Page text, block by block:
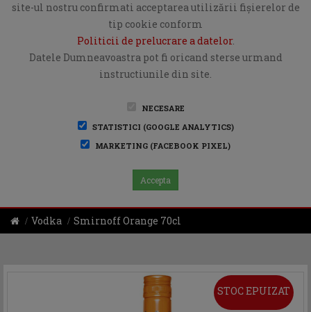
site-ul nostru confirmati acceptarea utilizării fişierelor de
tip cookie conform
Politicii de prelucrare a datelor.
Datele Dumneavoastra pot fi oricand sterse urmand
instructiunile din site.
NECESARE
STATISTICI (GOOGLE ANALYTICS)
MARKETING (FACEBOOK PIXEL)
Accepta
Vodka Smirnoff Orange 70cl
STOC EPUIZAT